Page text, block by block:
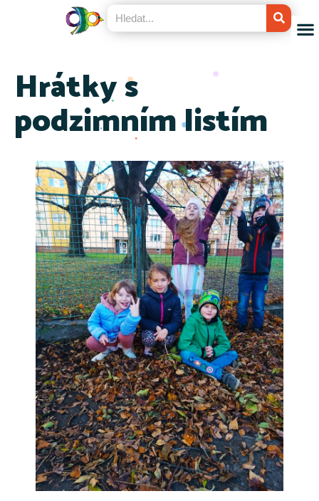
Hrátky s
podzimním listím